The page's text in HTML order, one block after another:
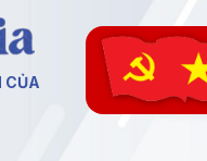
CỦA